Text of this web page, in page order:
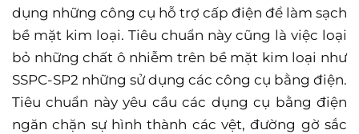
dụng những công cụ hỗ trợ cấp điện để làm sạch
bề mặt kim loại. Tiêu chuẩn này cũng là việc loại
bỏ những chất ô nhiễm trên bề mặt kim loại như
SSPC-SP2 những sử dụng các công cụ bằng điện.
Tiêu chuẩn này yêu cầu các dụng cụ bằng điện
ngăn chặn sự hình thành các vệt, đường gờ sắc